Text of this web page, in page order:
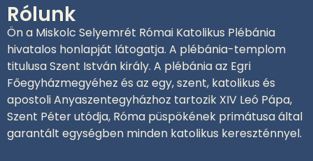
Rólunk
Ön a Miskolc Selyemrét Római Katolikus Plébánia
hivatalos honlapját látogatja. A plébánia-templom
titulusa Szent István király. A plébánia az Egri
Főegyházmegyéhez és az egy, szent, katolikus és
apostoli Anyaszentegyházhoz tartozik XIV Leó Pápa,
Szent Péter utódja, Róma püspökének primátusa által
garantált egységben minden katolikus kereszténnyel.